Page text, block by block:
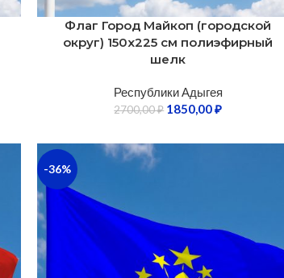
Флаг Город Майкоп (городской
округ) 150х225 см полиэфирный
шелк
Республики Адыгея
2700,00₽ 1850,00₽
-36%